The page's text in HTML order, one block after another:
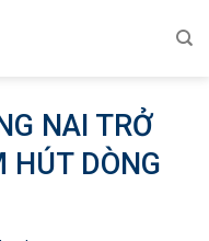
NAI TRỞ
HÚT DÒNG